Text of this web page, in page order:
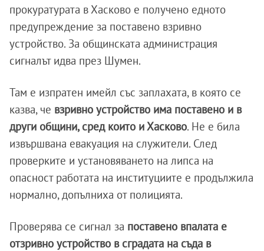
прокуратурата в Хасково е получено едното
предупреждение за поставено взривно
устройство. За общинската администрация
сигналът идва през Шумен.
Там е изпратен имейл със заплахата, в която се
казва, че взривно устройство има поставено и в
други общини, сред които и Хасково. Не е била
извършвана евакуация на служители. След
проверките и установяването на липса на
опасност работата на институциите е продължила
нормално, допълниха от полицията.
Проверява се сигнал за поставено впалата е
отзривно устройство в сградата на съда в